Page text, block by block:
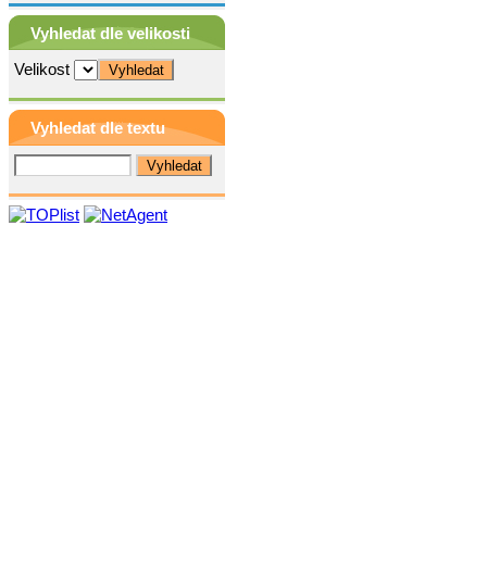
Vyhledat dle velikosti
Velikost
Vyhledat dle textu